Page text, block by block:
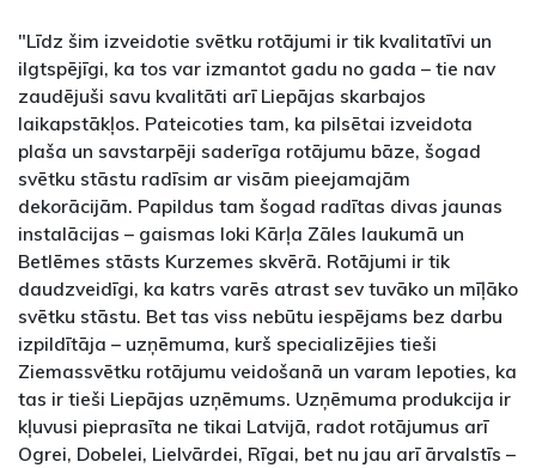
"Līdz šim izveidotie svētku rotājumi ir tik kvalitatīvi un
ilgtspējīgi, ka tos var izmantot gadu no gada – tie nav
zaudējuši savu kvalitāti arī Liepājas skarbajos
laikapstākļos. Pateicoties tam, ka pilsētai izveidota
plaša un savstarpēji saderīga rotājumu bāze, šogad
svētku stāstu radīsim ar visām pieejamajām
dekorācijām. Papildus tam šogad radītas divas jaunas
instalācijas – gaismas loki Kārļa Zāles laukumā un
Betlēmes stāsts Kurzemes skvērā. Rotājumi ir tik
daudzveidīgi, ka katrs varēs atrast sev tuvāko un mīļāko
svētku stāstu. Bet tas viss nebūtu iespējams bez darbu
izpildītāja – uzņēmuma, kurš specializējies tieši
Ziemassvētku rotājumu veidošanā un varam lepoties, ka
tas ir tieši Liepājas uzņēmums. Uzņēmuma produkcija ir
kļuvusi pieprasīta ne tikai Latvijā, radot rotājumus arī
Ogrei, Dobelei, Lielvārdei, Rīgai, bet nu jau arī ārvalstīs –